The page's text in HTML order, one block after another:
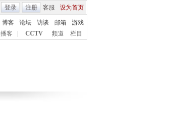
客服 设为首页
登录 注册
博客 论坛 访谈 邮箱
游戏
播客 CCTV 频道 栏目